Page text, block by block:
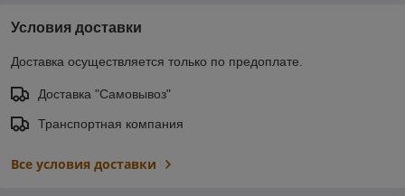
Условия доставки
Доставка осуществляется только по предоплате.
Доставка "Самовывоз"
Транспортная компания
Все условия доставки